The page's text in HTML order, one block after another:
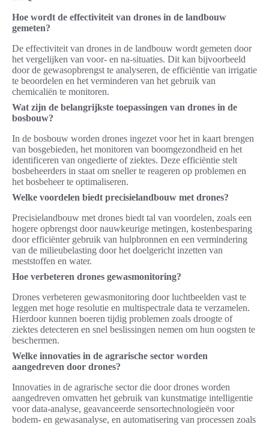
Hoe wordt de effectiviteit van drones in de landbouw
gemeten?
De effectiviteit van drones in de landbouw wordt gemeten door
het vergelijken van voor- en na-situaties. Dit kan bijvoorbeeld
door de gewasopbrengst te analyseren, de efficiëntie van irrigatie
te beoordelen en het verminderen van het gebruik van
chemicaliën te monitoren.
Wat zijn de belangrijkste toepassingen van drones in de
bosbouw?
In de bosbouw worden drones ingezet voor het in kaart brengen
van bosgebieden, het monitoren van boomgezondheid en het
identificeren van ongedierte of ziektes. Deze efficiëntie stelt
bosbeheerders in staat om sneller te reageren op problemen en
het bosbeheer te optimaliseren.
Welke voordelen biedt precisielandbouw met drones?
Precisielandbouw met drones biedt tal van voordelen, zoals een
hogere opbrengst door nauwkeurige metingen, kostenbesparing
door efficiënter gebruik van hulpbronnen en een vermindering
van de milieubelasting door het doelgericht inzetten van
meststoffen en water.
Hoe verbeteren drones gewasmonitoring?
Drones verbeteren gewasmonitoring door luchtbeelden vast te
leggen met hoge resolutie en multispectrale data te verzamelen.
Hierdoor kunnen boeren tijdig problemen zoals droogte of
ziektes detecteren en snel beslissingen nemen om hun oogsten te
beschermen.
Welke innovaties in de agrarische sector worden
aangedreven door drones?
Innovaties in de agrarische sector die door drones worden
aangedreven omvatten het gebruik van kunstmatige intelligentie
voor data-analyse, geavanceerde sensortechnologieën voor
bodem- en gewasanalyse, en automatisering van processen zoals